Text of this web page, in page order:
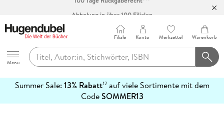
Abholung in über 100 Filialen
Hugendubel
Menu
Filiale Konto Merkzettel Warenkorb
Summer Sale: 13% Rabatt12auf viele Sortimente mit dem
CodeSOMMER13
erfahren